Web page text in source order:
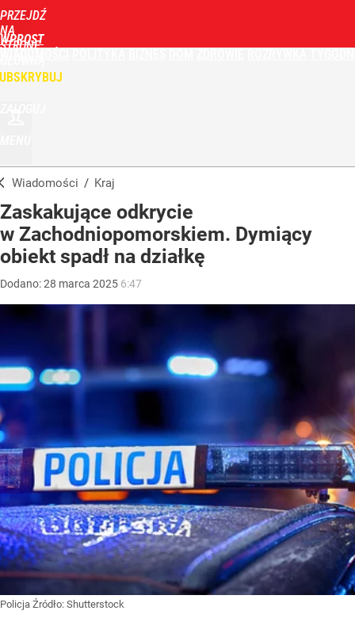
PRZEJDŹ
NA
STRONĘ
WPROST
Wiadomości / Kraj
Zaskakujące odkrycie
w Zachodniopomorskiem. Dymiący
obiekt spadł na działkę
Dodano:28 marca 2025 6:47
Policja Źródło: Shutterstock